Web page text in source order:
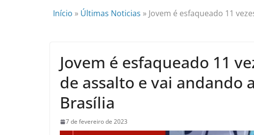
Início » Últimas Noticias » Jovem é esfaqueado 11
Jovem é esfaqueado 11
de assalto e vai andando
Brasília
7 de fevereiro de 2023